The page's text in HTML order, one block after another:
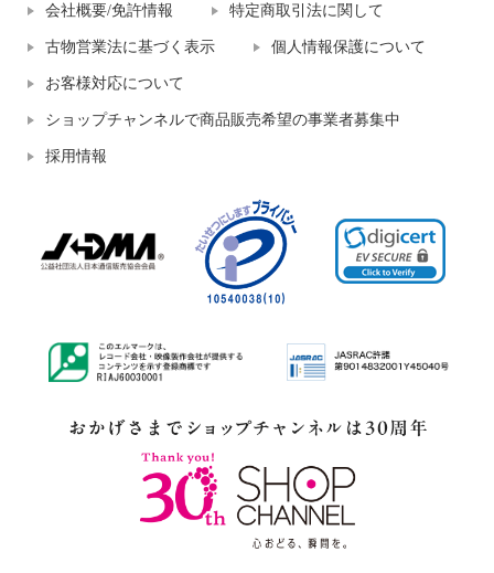
会社概要/免許情報 特定商取引法に関して
古物営業法に基づく表示 個人情報保護について
お客様対応について
ショップチャンネルで商品販売希望の事業者募集中
採用情報